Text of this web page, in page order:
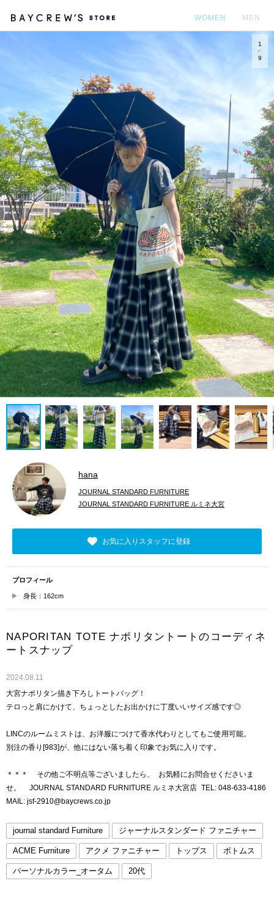
WOMEN MEN
Prev
1
9
hana
JOURNAL STANDARD FURNITURE
JOURNAL STANDARD FURNITURE ルミネ大宮
お気に入りスタッフに登録
プロフィール
身長：162cm
NAPORITAN TOTE ナポリタントートのコーディネ
ートスナップ
2024.08.11
大宮ナポリタン描き下ろしトートバッグ！
テロっと肩にかけて、ちょっとしたお出かけに丁度いいサイズ感です◎
LINCのルームミストは、お洋服につけて香水代わりとしてもご使用可能。
別注の香り[983]が、他にはない落ち着く印象でお気に入りです。
＊＊＊ その他ご不明点等ございましたら、 お気軽にお問合せくださいま
せ。 JOURNAL STANDARD FURNITURE ルミネ大宮店 TEL: 048-633-4186
MAIL: jsf-2910@baycrews.co.jp
journal standard Furniture ジャーナルスタンダード ファニチャー
ACME Furniture アクメ ファニチャー トップス ボトムス
パーソナルカラー_オータム 20代